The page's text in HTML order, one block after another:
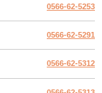
0566-62-5253
0566-62-5291
0566-62-5312